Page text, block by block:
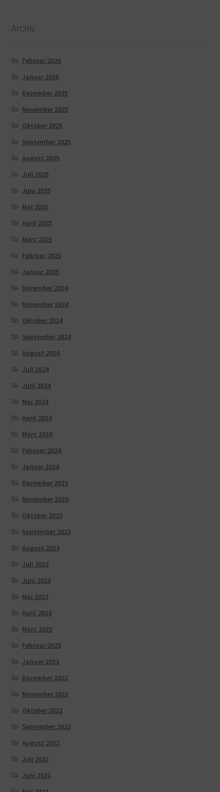
Archiv
Februar 2026
Januar 2026
Dezember 2025
November 2025
Oktober 2025
September 2025
August 2025
Juli 2025
Juni 2025
Mai 2025
April 2025
März 2025
Februar 2025
Januar 2025
Dezember 2024
November 2024
Oktober 2024
September 2024
August 2024
Juli 2024
Juni 2024
Mai 2024
April 2024
März 2024
Februar 2024
Januar 2024
Dezember 2023
November 2023
Oktober 2023
September 2023
August 2023
Juli 2023
Juni 2023
Mai 2023
April 2023
März 2023
Februar 2023
Januar 2023
Dezember 2022
November 2022
Oktober 2022
September 2022
August 2022
Juli 2022
Juni 2022